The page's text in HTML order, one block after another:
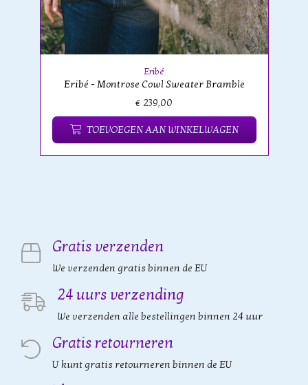
Eribé
Eribé - Montrose Cowl Sweater Bramble
€ 239,00
TOEVOEGEN AAN WINKELWAGEN
Gratis verzenden
We verzenden gratis binnen de EU
24 uurs verzending
We verzenden alle bestellingen binnen 24 uur
Gratis retourneren
U kunt gratis retourneren binnen de EU